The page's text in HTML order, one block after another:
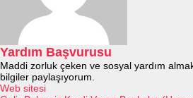
Yardım Başvurusu
Maddi zorluk çeken ve sosyal yardım
bilgiler paylaşıyorum.
Web sitesi